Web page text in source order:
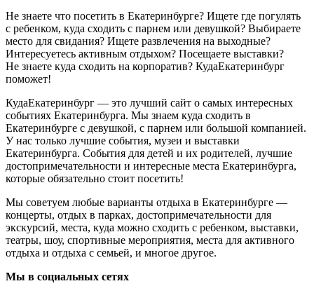
Не знаете что посетить в Екатеринбурге? Ищете где погулять
с ребенком, куда сходить с парнем или девушкой? Выбираете
место для свидания? Ищете развлечения на выходные?
Интересуетесь активным отдыхом? Посещаете выставки?
Не знаете куда сходить на корпоратив? КудаЕкатеринбург
поможет!
КудаЕкатеринбург — это лучший сайт о самых интересных
событиях Екатеринбурга. Мы знаем куда сходить в
Екатеринбурге с девушкой, с парнем или большой компанией.
У нас только лучшие события, музеи и выставки
Екатеринбурга. События для детей и их родителей, лучшие
достопримечательности и интересные места Екатеринбурга,
которые обязательно стоит посетить!
Мы советуем любые варианты отдыха в Екатеринбурге —
концерты, отдых в парках, достопримечательности для
экскурсий, места, куда можно сходить с ребенком, выставки,
театры, шоу, спортивные мероприятия, места для активного
отдыха и отдыха с семьей, и многое другое.
Мы в социальных сетях